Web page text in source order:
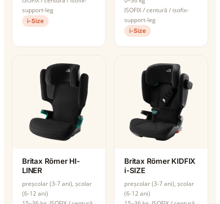
support-leg
i-Size
ISOFIX / centură / isofix-
support-leg
i-Size
Britax Römer HI-
LINER
preșcolar (3-7 ani), școlar
(6-12 ani)
Britax Römer KIDFIX
i-SIZE
preșcolar (3-7 ani), școlar
(6-12 ani)